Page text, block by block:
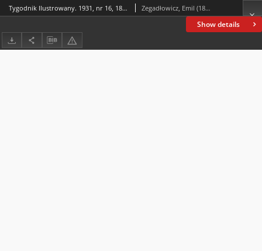
Show details
Tygodnik Ilustrowany. 1931, nr 16, 18 IV Zegadłowicz, Emil (1888-1941)